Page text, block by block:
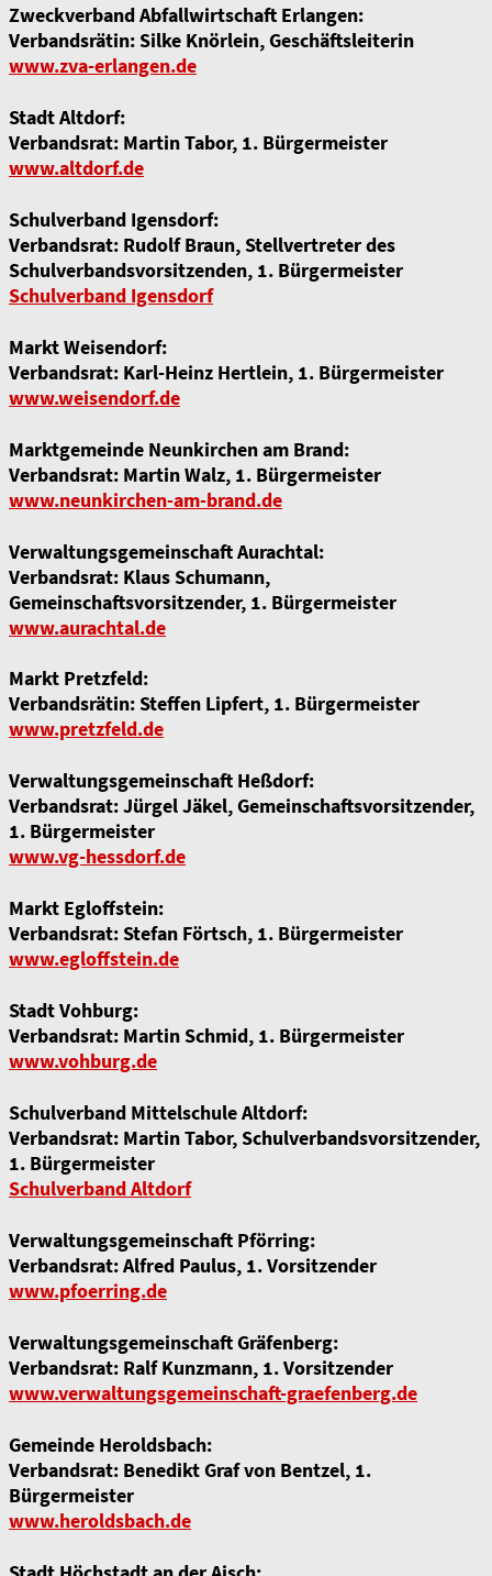
Zweckverband Abfallwirtschaft Erlangen:
Verbandsrätin: Silke Knörlein, Geschäftsleiterin
www.zva-erlangen.de
Stadt Altdorf:
Verbandsrat: Martin Tabor, 1. Bürgermeister
www.altdorf.de
Schulverband Igensdorf:
Verbandsrat: Rudolf Braun, Stellvertreter des
Schulverbandsvorsitzenden, 1. Bürgermeister
Schulverband Igensdorf
Markt Weisendorf:
Verbandsrat: Karl-Heinz Hertlein, 1. Bürgermeister
www.weisendorf.de
Marktgemeinde Neunkirchen am Brand:
Verbandsrat: Martin Walz, 1. Bürgermeister
www.neunkirchen-am-brand.de
Verwaltungsgemeinschaft Aurachtal:
Verbandsrat: Klaus Schumann,
Gemeinschaftsvorsitzender, 1. Bürgermeister
www.aurachtal.de
Markt Pretzfeld:
Verbandsrätin: Steffen Lipfert, 1. Bürgermeister
www.pretzfeld.de
Verwaltungsgemeinschaft Heßdorf:
Verbandsrat: Jürgel Jäkel, Gemeinschaftsvorsitzender,
1. Bürgermeister
www.vg-hessdorf.de
Markt Egloffstein:
Verbandsrat: Stefan Förtsch, 1. Bürgermeister
www.egloffstein.de
Stadt Vohburg:
Verbandsrat: Martin Schmid, 1. Bürgermeister
www.vohburg.de
Schulverband Mittelschule Altdorf:
Verbandsrat: Martin Tabor, Schulverbandsvorsitzender,
1. Bürgermeister
Schulverband Altdorf
Verwaltungsgemeinschaft Pförring:
Verbandsrat: Alfred Paulus, 1. Vorsitzender
www.pfoerring.de
Verwaltungsgemeinschaft Gräfenberg:
Verbandsrat: Ralf Kunzmann, 1. Vorsitzender
www.verwaltungsgemeinschaft-graefenberg.de
Gemeinde Heroldsbach:
Verbandsrat: Benedikt Graf von Bentzel, 1.
Bürgermeister
www.heroldsbach.de